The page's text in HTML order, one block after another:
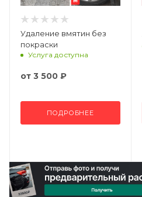
Удаление вмятин без
покраски
Услуга доступна
от 3 500 ₽
ПОДРОБНЕЕ